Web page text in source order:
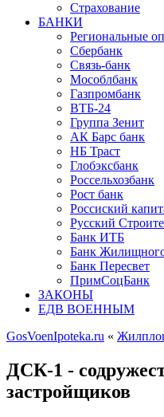
Страхование
БАНКИ
Региональные
Сбербанк
Связь-банк
Мособлбанк
Газпромбанк
ВТБ-24
Группа Зенит
АК Барс банк
НБ Траст
Глобэксбанк
Россельхозбанк
Рост банк
Россиский
Русский
Банк ИТБ
Банк
Банк Пересвет
ПримСоцБанк
ЗАКОНЫ
ЕДВ ВОЕННЫМ
GosVoenIpoteka.ru «
ДСК-1 -
застройщиков